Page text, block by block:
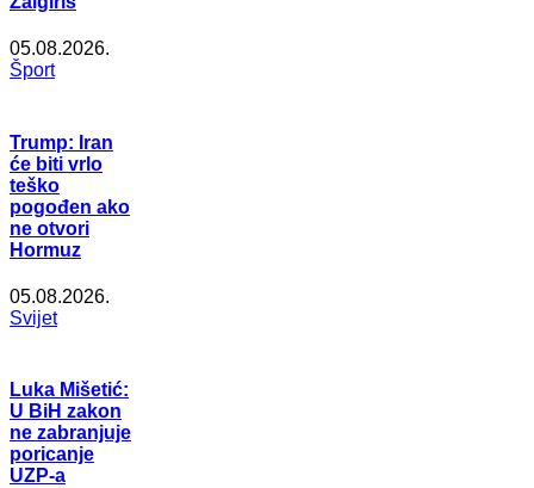
05.08.2026.
Šport
Trump: Iran
će biti vrlo
teško
pogođen ako
ne otvori
Hormuz
05.08.2026.
Svijet
Luka Mišetić:
U BiH zakon
ne zabranjuje
poricanje
UZP-a